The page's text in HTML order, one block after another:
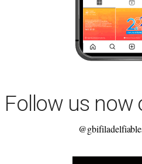
Follow us now